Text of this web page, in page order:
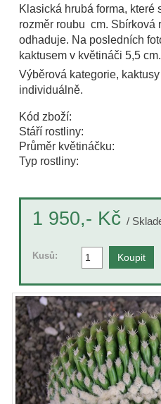
Klasická hrubá forma, které
rozměr roubu cm. Sbírková
odhaduje. Na posledních
kaktusem v květináči 5,5 cm.
Výběrová kategorie,
individuálně.
Kód zboží:
Stáří rostliny:
Průměr květináčku:
Typ rostliny:
1 950,- Kč /
Kusů: